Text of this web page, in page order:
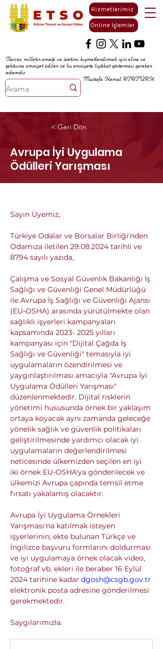
Online İşlemler
Hizmetlerimiz
Tüccar, milletin emeği ve üretimi kıymetlendirmek için eline ve
zekâsına emniyet edilen ve bu emniyete liyâkat göstermesi gereken
adamdır.
Mustafa Kemal ATATÜRK
< Geri Dön
Avrupa İyi Uygulama
Ödülleri Yarışması
Sayın Üyemiz,
Türkiye Odalar ve Borsalar Birliği'nden
Odamıza iletilen 29.08.2024 tarihli ve
8794 sayılı yazıda,
Çalışma ve Sosyal Güvenlik Bakanlığı İş
Sağlığı ve Güvenliği Genel Müdürlüğü
ile Avrupa İş Sağlığı ve Güvenliği Ajansı
(EU-OSHA) arasında yürütülmekte olan
sağlıklı işyerleri kampanyaları
kapsamında 2023- 2025 yılları
kampanyası için "Dijital Çağda İş
Sağlığı ve Güvenliği" temasıyla iyi
uygulamaların özendirilmesi ve
yaygınlaştırılması amacıyla "Avrupa İyi
Uygulama Ödülleri Yarışması"
düzenlenmektedir. Dijital risklerin
yönetimi hususunda örnek bir yaklaşım
ortaya koyacak aynı zamanda geleceğe
yönelik sağlık ve güvenlik politikaları
geliştirilmesinde yardımcı olacak iyi
uygulamaların değerlendirilmesi
neticesinde ülkemizden seçilen en iyi
iki örnek EU-OSHA'ya gönderilecek ve
ülkemizi Avrupa çapında temsil etme
fırsatı yakalamış olacaktır.
Avrupa İyi Uygulama Örnekleri
Yarışması'na katılmak isteyen
işyerlerinin; ekte bulunan Türkçe ve
İngilizce başvuru formlarını doldurması
ve iyi uygulamaya örnek olacak video,
fotoğraf vb. ekleri ile beraber 16 Eylül
2024 tarihine kadar dgosh@csgb.gov.tr
elektronik posta adresine gönderilmesi
gerekmektedir.
Saygılarımızla.